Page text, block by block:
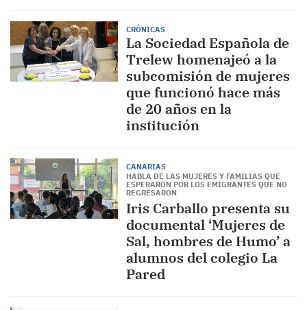
CRÓNICAS
La Sociedad Española de
Trelew homenajeó a la
subcomisión de mujeres
que funcionó hace más
de 20 años en la
institución
CANARIAS
HABLA DE LAS MUJERES Y FAMILIAS QUE
ESPERARON POR LOS EMIGRANTES QUE NO
REGRESARON
Iris Carballo presenta su
documental ‘Mujeres de
Sal, hombres de Humo’ a
alumnos del colegio La
Pared